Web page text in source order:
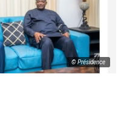
© Présidence